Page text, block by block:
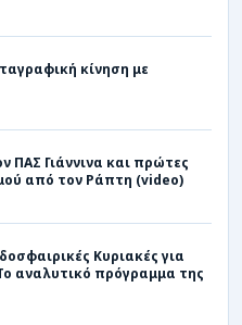
κίνηση με
ΠΑΣ Γιάννινα και πρώτες
από τον Ράπτη (video)
Κυριακές για
αναλυτικό πρόγραμμα της